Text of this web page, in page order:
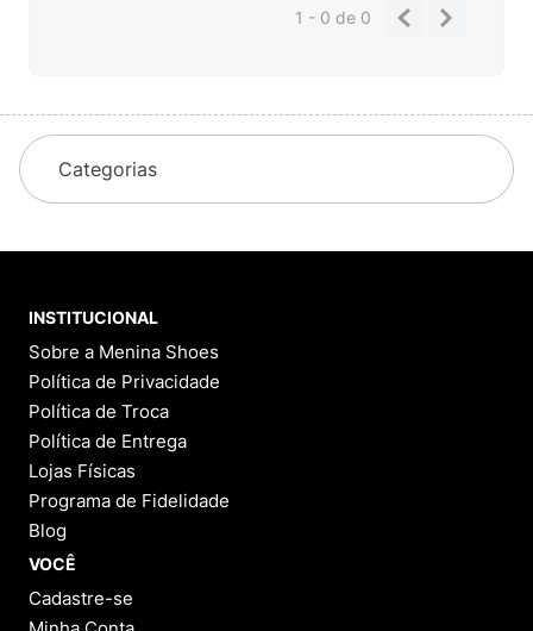
1 - 0de 0
Categorias
INSTITUCIONAL
Sobre a Menina Shoes
Política de Privacidade
Política de Troca
Política de Entrega
Lojas Físicas
Programa de Fidelidade
Blog
VOCÊ
Cadastre-se